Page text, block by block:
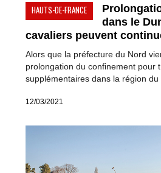
HAUTS-DE-FRANCE
dans le
cavaliers peuvent
Alors que la préfecture du Nord
prolongation du confinement pour
supplémentaires dans la région du
12/03/2021